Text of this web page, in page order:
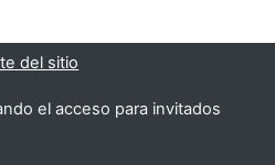
del sitio
el acceso para invitados